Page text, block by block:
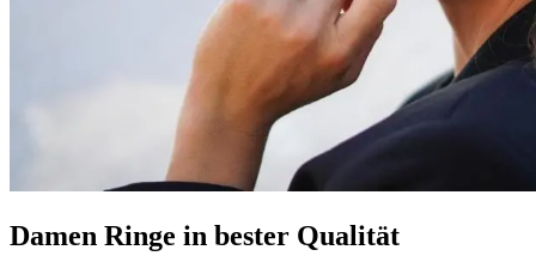
Damen Ringe in bester Qualität